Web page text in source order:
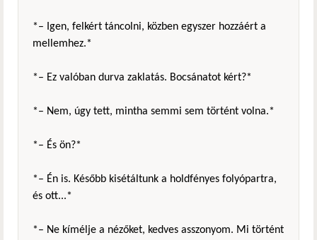
*– Igen, felkért táncolni, közben egyszer hozzáért a
mellemhez.*
*– Ez valóban durva zaklatás. Bocsánatot kért?*
*– Nem, úgy tett, mintha semmi sem történt volna.*
*– És ön?*
*– Én is. Később kisétáltunk a holdfényes folyópartra,
és ott...*
*– Ne kímélje a nézőket, kedves asszonyom. Mi történt